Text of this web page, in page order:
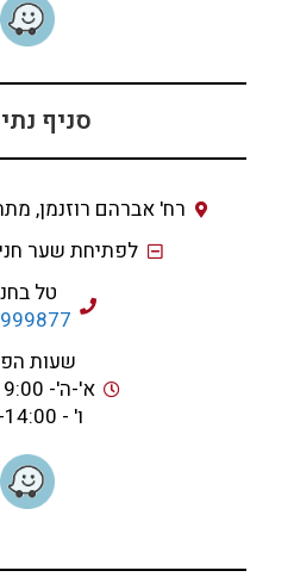
סניף
רח' אברהם רוזנמן,
לפתיחת שער
טל
שעות
א'-ה'- 10:00-19:00
ו' - 10:00-14:00